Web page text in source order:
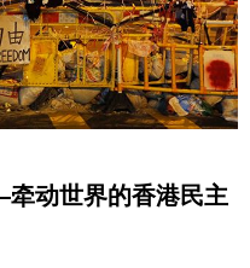
Français
Español
动世界的香港民主